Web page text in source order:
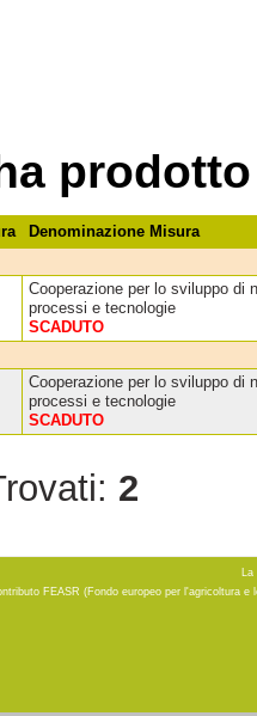
Denominazione Misura
Cooperazione per lo sviluppo di
processi e tecnologie
SCADUTO
Cooperazione per lo sviluppo di
processi e tecnologie
SCADUTO
2
FEASR (Fondo europeo per l'agricoltura